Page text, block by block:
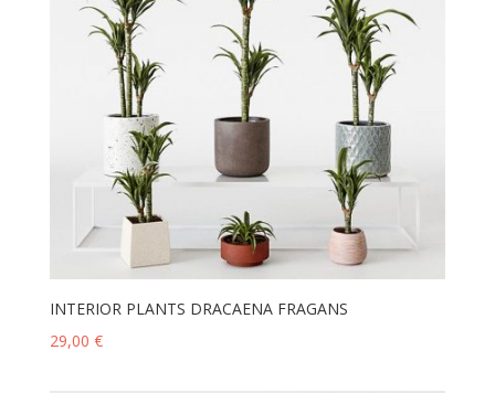
INTERIOR PLANTS DRACAENA FRAGANS
29,00 €